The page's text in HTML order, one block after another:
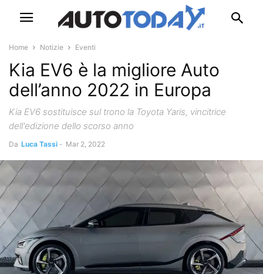
Home Notizie Eventi
Kia EV6 è la migliore Auto
dell’anno 2022 in Europa
Kia EV6 sostituisce sul trono la Toyota Yaris, vincitrice
dell'edizione dello scorso anno
Da Luca Tassi - Mar 2, 2022